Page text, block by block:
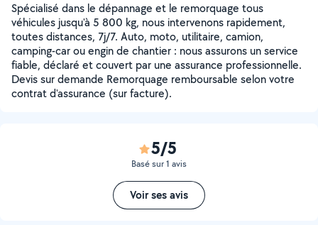
Spécialisé dans le dépannage et le remorquage tous
véhicules jusqu'à 5 800 kg, nous intervenons rapidement,
toutes distances, 7j/7. Auto, moto, utilitaire, camion,
camping-car ou engin de chantier : nous assurons un service
fiable, déclaré et couvert par une assurance professionnelle.
Devis sur demande Remorquage remboursable selon votre
contrat d'assurance (sur facture).
5/5
Basé sur 1 avis
Voir ses avis